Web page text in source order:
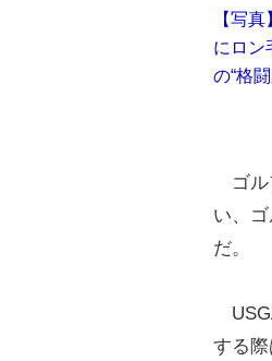
【写
にロン
の“格
ゴル
い、
だ。
する